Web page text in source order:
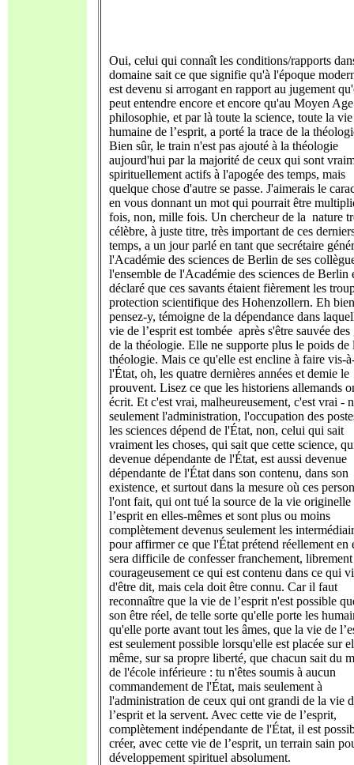
Oui, celui qui connaît les conditions/rapports
domaine sait ce que signifie qu'à l'époque
est devenu si arrogant en rapport au jugement
peut entendre encore et encore qu'au Moyen
philosophie, et par là toute la science, toute la vie
humaine de l’esprit, a porté la trace de la
Bien sûr, le train n'est pas ajouté à la théologie
aujourd'hui par la majorité de ceux qui sont
spirituellement actifs à l'apogée des temps, mais
quelque chose d'autre se passe. J'aimerais le
en vous donnant un mot qui pourrait être
fois, non, mille fois. Un chercheur de la nature
célèbre, à juste titre, très important de ces
temps, a un jour parlé en tant que secrétaire
l'Académie des sciences de Berlin de ses
l'ensemble de l'Académie des sciences de Berlin
déclaré que ces savants étaient fièrement les
protection scientifique des Hohenzollern. Eh
pensez-y, témoigne de la dépendance dans
vie de l’esprit est tombée après s'être sauvée
de la théologie. Elle ne supporte plus le poids de
théologie. Mais ce qu'elle est encline à faire vis-
l'État, oh, les quatre dernières années et demie le
prouvent. Lisez ce que les historiens allemands
écrit. Et c'est vrai, malheureusement, c'est vrai -
seulement l'administration, l'occupation des
les sciences dépend de l'État, non, celui qui sait
vraiment les choses, qui sait que cette science,
devenue dépendante de l'État, est aussi devenue
dépendante de l'État dans son contenu, dans son
existence, et surtout dans la mesure où ces
l'ont fait, qui ont tué la source de la vie originelle
l’esprit en elles-mêmes et sont plus ou moins
complètement devenus seulement les
pour affirmer ce que l'État prétend réellement en
sera difficile de confesser franchement,
courageusement ce qui est contenu dans ce qui
d'être dit, mais cela doit être connu. Car il faut
reconnaître que la vie de l’esprit n'est possible
son être réel, de telle sorte qu'elle porte les
qu'elle porte avant tout les âmes, que la vie de
est seulement possible lorsqu'elle est placée sur
même, sur sa propre liberté, que chacun sait du
de l'école inférieure : tu n'êtes soumis à aucun
commandement de l'État, mais seulement à
l'administration de ceux qui ont grandi de la vie
l’esprit et la servent. Avec cette vie de l’esprit,
complètement indépendante de l'État, il est
créer, avec cette vie de l’esprit, un terrain sain
développement spirituel absolument.